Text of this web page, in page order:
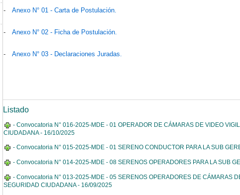
- Anexo N° 01 - Carta de Postulación.
- Anexo N° 02 - Ficha de Postulación.
- Anexo N° 03 - Declaraciones Juradas.
Listado
- Convocatoria N° 016-2025-MDE - 01 OPERADOR DE CÁMARAS DE VIDEO
CIUDADANA - 16/10/2025
- Convocatoria N° 015-2025-MDE - 01 SERENO CONDUCTOR PARA LA SUB
- Convocatoria N° 014-2025-MDE - 08 SERENOS OPERADORES PARA LA SUB
- Convocatoria N° 013-2025-MDE - 05 SERENOS OPERADORES DE CÁMARAS
SEGURIDAD CIUDADANA - 16/09/2025